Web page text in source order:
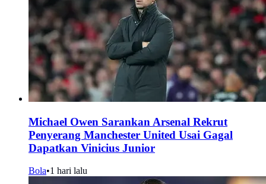
Michael Owen Sarankan Arsenal Rekrut
Penyerang Manchester United Usai Gagal
Dapatkan Vinicius Junior
Bola•1 hari lalu